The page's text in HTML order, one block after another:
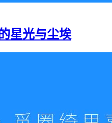
星光与尘埃